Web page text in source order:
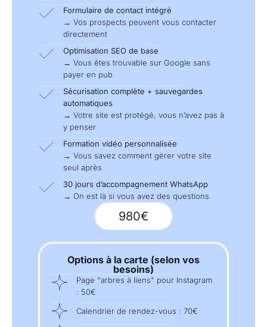
Formulaire de contact intégré
→ Vos prospects peuvent vous contacter
directement
Optimisation SEO de base
→ Vous êtes trouvable sur Google sans
payer en pub
Sécurisation complète + sauvegardes
automatiques
→ Votre site est protégé, vous n’avez pas à
y penser
Formation vidéo personnalisée
→ Vous savez comment gérer votre site
seul après
30 jours d’accompagnement WhatsApp
→ On est là si vous avez des questions
980€
Options à la carte (selon vos
besoins)
Page "arbres à liens" pour Instagram
: 50€
Calendrier de rendez-vous : 70€